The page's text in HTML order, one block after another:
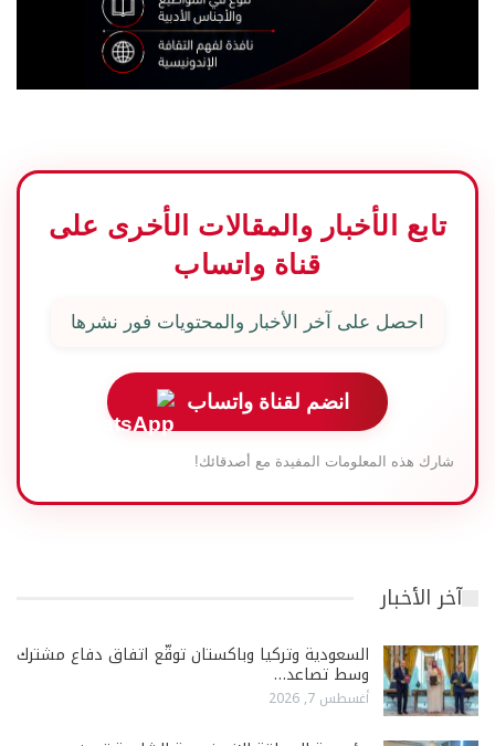
تابع الأخبار والمقالات الأخرى على
قناة واتساب
احصل على آخر الأخبار والمحتويات فور نشرها
انضم لقناة واتساب
شارك هذه المعلومات المفيدة مع أصدقائك!
آخر الأخبار
السعودية وتركيا وباكستان توقّع اتفاق دفاع مشترك
وسط تصاعد…
أغسطس 7, 2026